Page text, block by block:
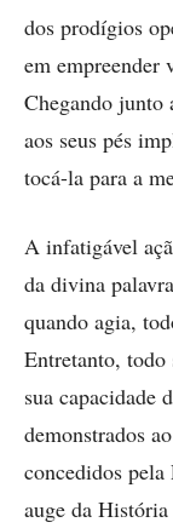
dos prodígios
em empreender
Chegando junto
aos seus pés
tocá-la para a
A infatigável
da divina
quando agia,
Entretanto, todo
sua capacidade
demonstrados
concedidos
auge da